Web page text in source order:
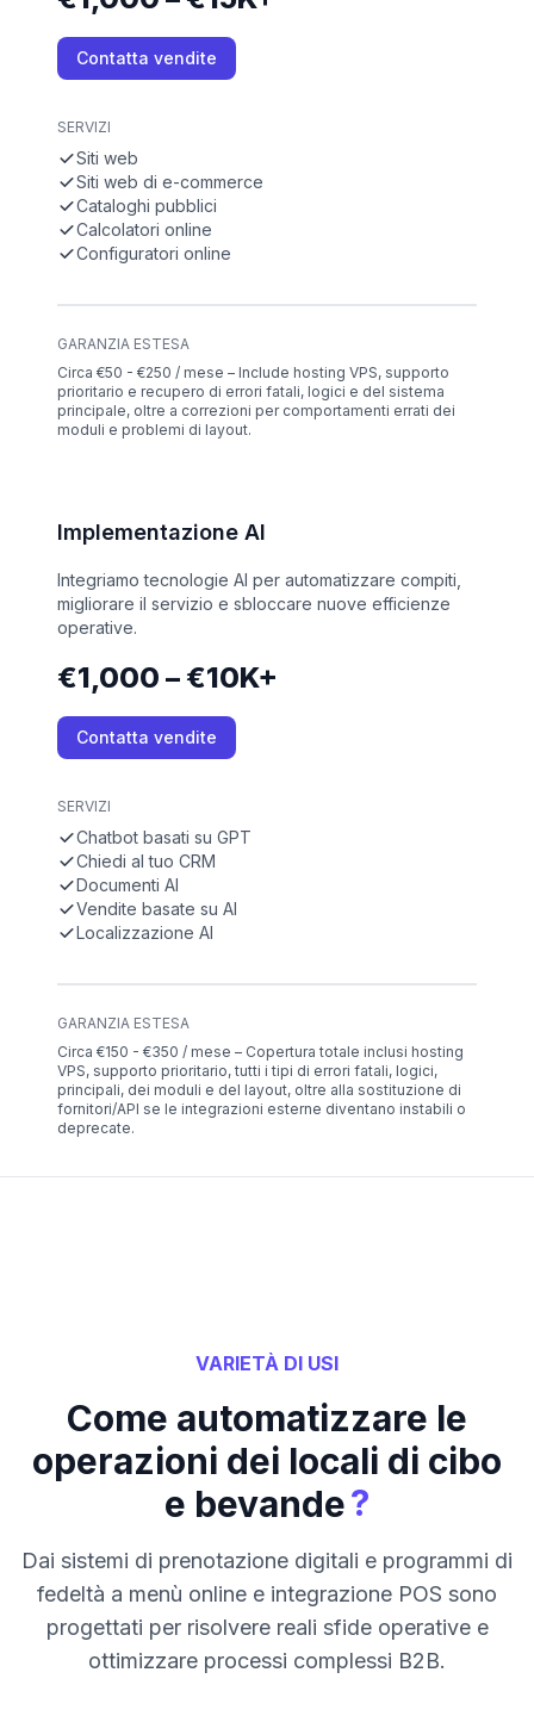
Contatta vendite
SERVIZI
Siti web
Siti web di e-commerce
Cataloghi pubblici
Calcolatori online
Configuratori online
GARANZIA ESTESA
Circa €50 - €250 / mese – Include hosting VPS, supporto
prioritario e recupero di errori fatali, logici e del sistema
principale, oltre a correzioni per comportamenti errati dei
moduli e problemi di layout.
Implementazione AI
Integriamo tecnologie AI per automatizzare compiti,
migliorare il servizio e sbloccare nuove efficienze
operative.
€1,000 – €10K+
Contatta vendite
SERVIZI
Chatbot basati su GPT
Chiedi al tuo CRM
Documenti AI
Vendite basate su AI
Localizzazione AI
GARANZIA ESTESA
Circa €150 - €350 / mese – Copertura totale inclusi hosting
VPS, supporto prioritario, tutti i tipi di errori fatali, logici,
principali, dei moduli e del layout, oltre alla sostituzione di
fornitori/API se le integrazioni esterne diventano instabili o
deprecate.
VARIETÀ DI USI
Come automatizzare le
operazioni dei locali di cibo
e bevande?
Dai sistemi di prenotazione digitali e programmi di
fedeltà a menù online e integrazione POS sono
progettati per risolvere reali sfide operative e
ottimizzare processi complessi B2B.